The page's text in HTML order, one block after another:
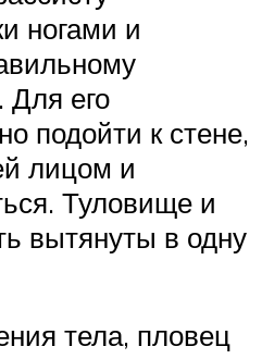
ногами и
Для его
подойти к стене,
лицом и
Туловище и
вытянуты в одну
тела, пловец